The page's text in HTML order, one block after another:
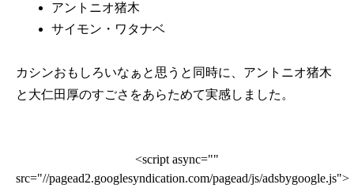
アントニオ猪木
サイモン・ワタナベ
カシンおもしろいなぁと思うと同時に、アントニオ猪木
と大仁田厚のすごさをあらためて実感しました。
<script async=""
src="//pagead2.googlesyndication.com/pagead/js/adsbygoogle.js">